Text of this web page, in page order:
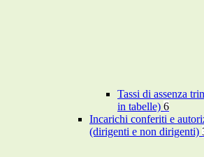
Tassi di assenza
in tabelle) 6
Incarichi conferiti e
(dirigenti e non dirigenti)